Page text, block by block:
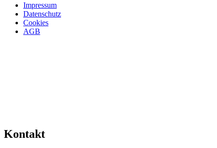
Impressum
Datenschutz
Cookies
AGB
Kontakt